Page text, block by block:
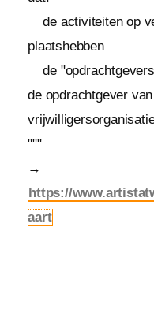
de activiteiten op
plaatshebben
de
de opdrachtgever
"""
→
https://
aart